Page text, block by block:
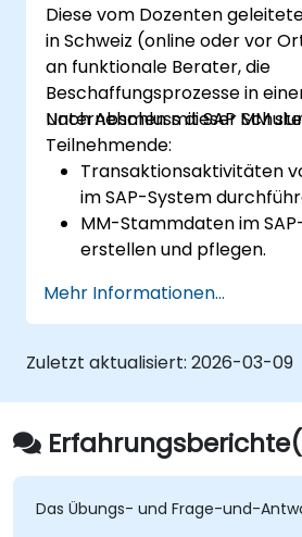
Diese vom Dozenten
in Schweiz (online oder vor
an funktionale Berater, die
Beschaffungsprozesse in
Unternehmen mit SAP MM
Nach Abschluss dieser
Teilnehmende:
Transaktionsaktivitäten
im SAP-System
MM-Stammdaten im
erstellen und pflegen.
verstehen.
Mehr Informationen...
Zuletzt aktualisiert: 2026-03-09
Das Übungs- und Frage-und-